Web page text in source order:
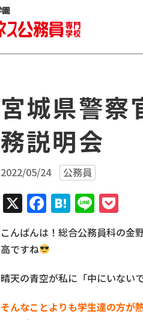
宮城県警
務説明会
2022/05/24 公務員
X Facebook
Hatena
Line
こんばんは！総合公務員科の金
高ですね
晴天の青空が私に「中にいない
そんなことよりも学生達の方が